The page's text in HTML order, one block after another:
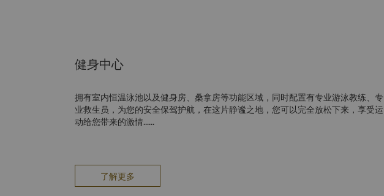
健身中心
拥有室内恒温泳池以及健身房、桑拿房等功能区域，同时配置有专业游泳教练、专
业救生员，为您的安全保驾护航，在这片静谧之地，您可以完全放松下来，享受运
动给您带来的激情......
了解更多